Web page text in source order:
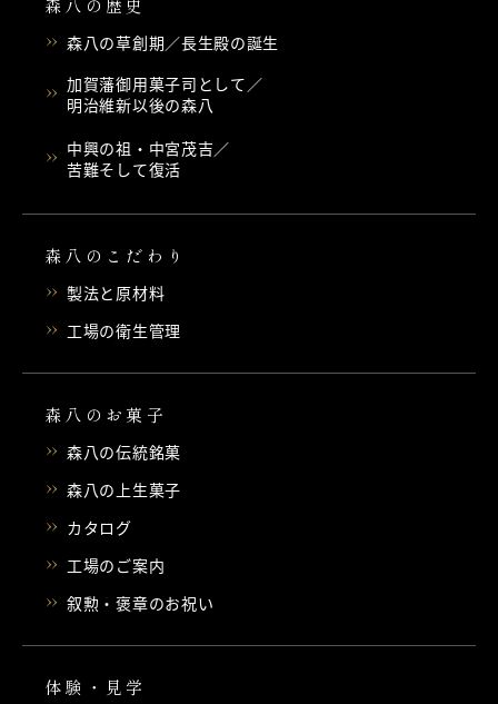
森八の歴史
森八の草創期／長生殿の誕生
加賀藩御用菓子司として／
明治維新以後の森八
中興の祖・中宮茂吉／
苦難そして復活
森八のこだわり
製法と原材料
工場の衛生管理
森八のお菓子
森八の伝統銘菓
森八の上生菓子
カタログ
工場のご案内
叙勲・褒章のお祝い
体験・見学